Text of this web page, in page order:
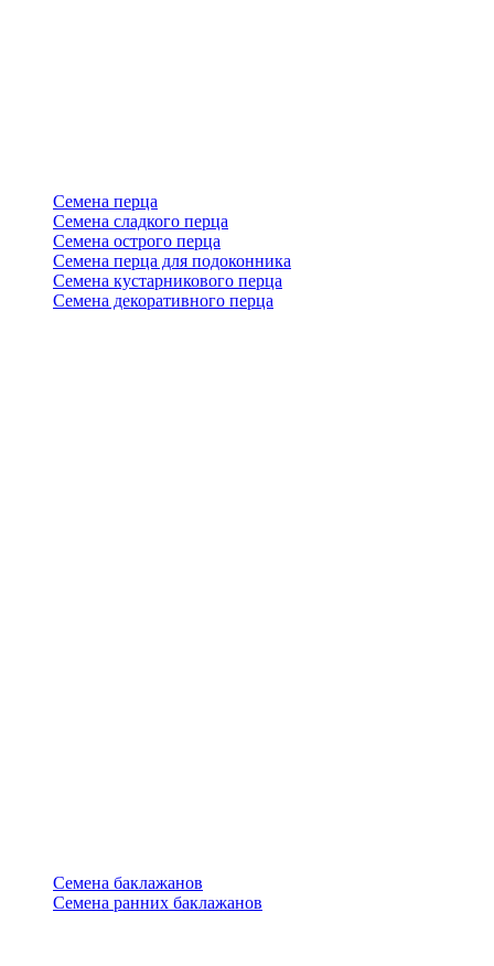
Семена перца
Семена сладкого перца
Семена острого перца
Семена перца для подоконника
Семена кустарникового перца
Семена декоративного перца
Семена баклажанов
Семена ранних баклажанов